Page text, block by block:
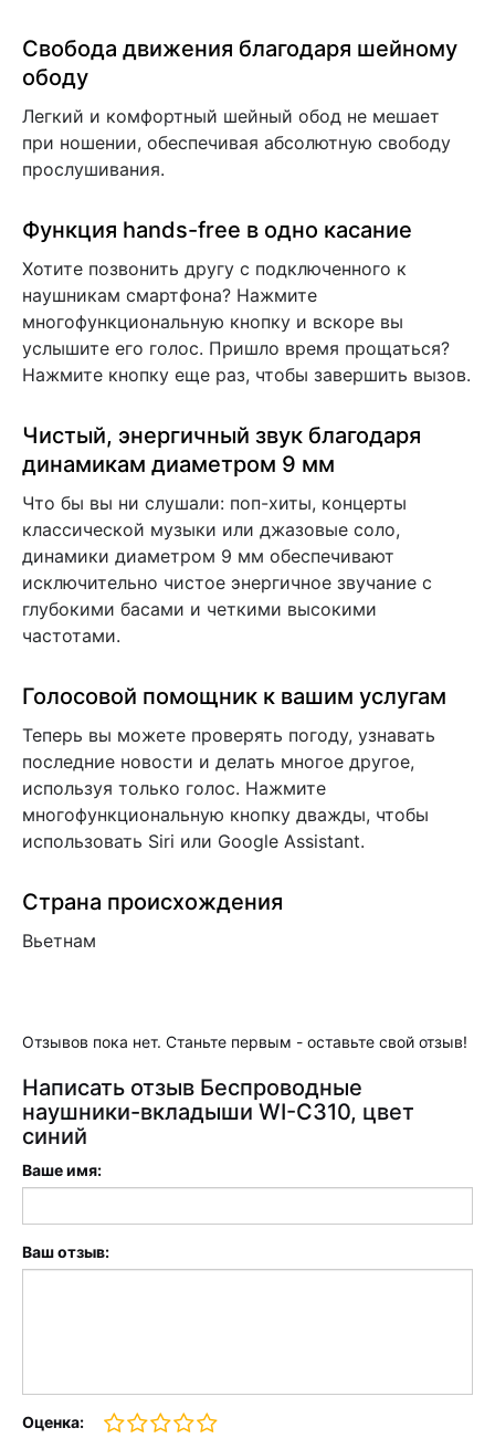
Свобода движения благодаря шейному
ободу
Легкий и комфортный шейный обод не мешает
при ношении, обеспечивая абсолютную свободу
прослушивания.
Функция hands-free в одно касание
Хотите позвонить другу с подключенного к
наушникам смартфона? Нажмите
многофункциональную кнопку и вскоре вы
услышите его голос. Пришло время прощаться?
Нажмите кнопку еще раз, чтобы завершить вызов.
Чистый, энергичный звук благодаря
динамикам диаметром 9 мм
Что бы вы ни слушали: поп-хиты, концерты
классической музыки или джазовые соло,
динамики диаметром 9 мм обеспечивают
исключительно чистое энергичное звучание с
глубокими басами и четкими высокими
частотами.
Голосовой помощник к вашим услугам
Теперь вы можете проверять погоду, узнавать
последние новости и делать многое другое,
используя только голос. Нажмите
многофункциональную кнопку дважды, чтобы
использовать Siri или Google Assistant.
Страна происхождения
Вьетнам
Отзывов пока нет. Станьте первым - оставьте свой отзыв!
Написать отзыв Беспроводные
наушники-вкладыши WI-C310, цвет
синий
Ваше имя:
Ваш отзыв:
Оценка: